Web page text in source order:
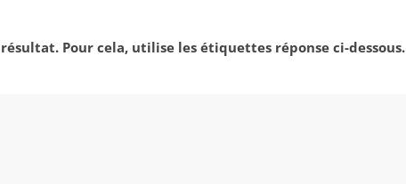
Pour cela, utilise les étiquettes réponse ci-dessous.